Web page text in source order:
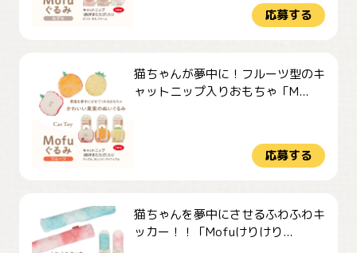
応募する
猫ちゃんが夢中に！フルーツ型のキ
ャットニップ入りおもちゃ「M...
応募する
猫ちゃんを夢中にさせるふわふわキ
ッカー！！「Mofuけりけり...